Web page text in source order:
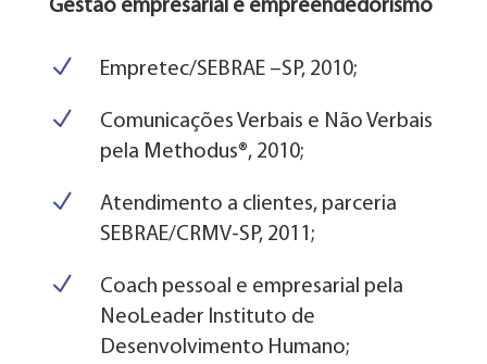
Gestão empresarial e empreendedorismo
N Empretec/SEBRAE –SP, 2010;
N
Comunicações Verbais e Não Verbais
pela Methodus®, 2010;
N
Atendimento a clientes, parceria
SEBRAE/CRMV-SP, 2011;
N
Coach pessoal e empresarial pela
NeoLeader Instituto de
Desenvolvimento Humano;